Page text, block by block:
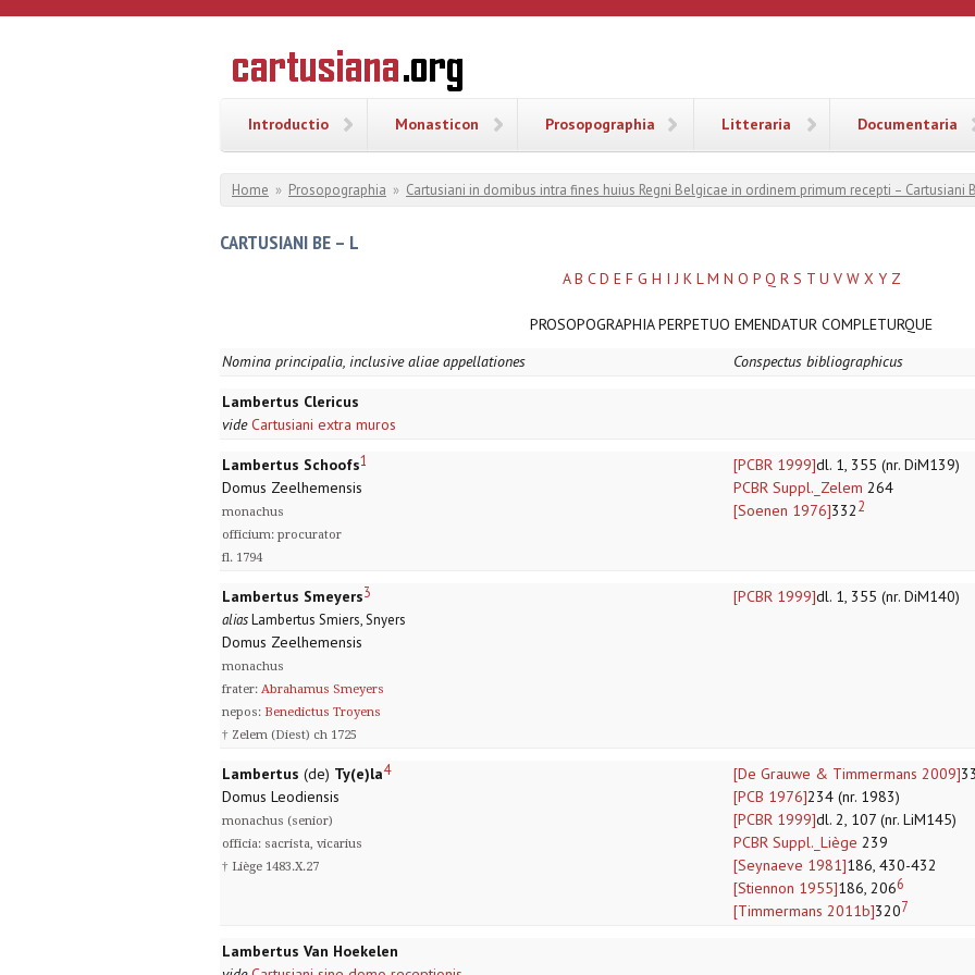
Overslaan en naar de inhoud gaan
CARTUSIANA
Geschiedenis
van de
Introductio Monasticon Prosopographia Litteraria Documentaria
U bent hier
Home » Prosopographia » Cartusiani in domibus intra fines huius Regni Belgicae in ordinem primum recepti – Cartusiani
CARTUSIANI BE – L
A B C D E F G H I J K L M N O P Q R S T U V W X Y Z
PROSOPOGRAPHIA PERPETUO EMENDATUR COMPLETURQUE
Nomina principalia, inclusive aliae appellationes
Conspectus bibliographicus
Lambertus Clericus
vide Cartusiani extra muros
Lambertus Schoofs1
Domus Zeelhemensis
monachus
officium: procurator
fl. 1794
[PCBR 1999]dl. 1, 355 (nr. DiM139)
PCBR Suppl._Zelem 264
[Soenen 1976]3322
Lambertus Smeyers3
aliasLambertus Smiers, Snyers
Domus Zeelhemensis
monachus
frater: Abrahamus Smeyers
nepos: Benedictus Troyens
† Zelem (Diest) ch 1725
[PCBR 1999]dl. 1, 355 (nr. DiM140)
Lambertus (de) Ty(e)la4
Domus Leodiensis
monachus (senior)
officia: sacrista, vicarius
† Liège 1483.X.27
[De Grauwe & Timmermans 2009]
[PCB 1976]234 (nr. 1983)
[PCBR 1999]dl. 2, 107 (nr. LiM145)
PCBR Suppl._Liège 239
[Seynaeve 1981]186, 430-432
[Stiennon 1955]186, 2066
[Timmermans 2011b]3207
Lambertus Van Hoekelen